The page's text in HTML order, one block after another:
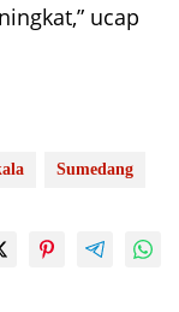
ucap
Sumedang